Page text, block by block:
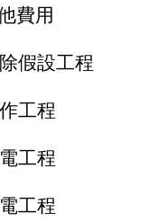
費用
假設工程
工程
工程
工程